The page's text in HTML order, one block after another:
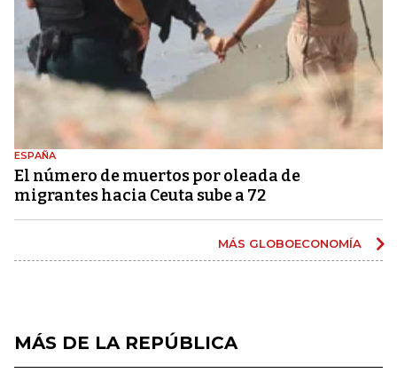
ESPAÑA
El número de muertos por oleada de
migrantes hacia Ceuta sube a 72
MÁS GLOBOECONOMÍA
MÁS DE LA REPÚBLICA